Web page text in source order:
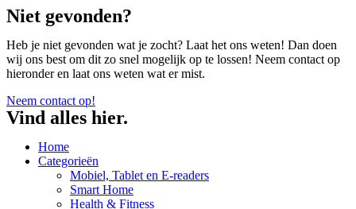
Niet gevonden?
Heb je niet gevonden wat je zocht? Laat het ons weten! Dan doen
wij ons best om dit zo snel mogelijk op te lossen! Neem contact op
hieronder en laat ons weten wat er mist.
Neem contact op!
Vind alles hier.
Home
Categorieën
Mobiel, Tablet en E-readers
Smart Home
Health & Fitness